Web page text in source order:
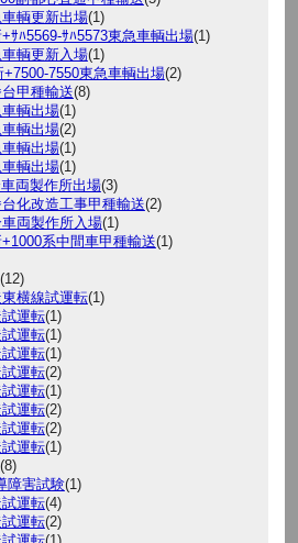
輌更新出場(1)
ｻﾊ5569-ｻﾊ5573東急車輌出場(1)
輌更新入場(1)
+7500-7550東急車輌出場(2)
甲種輸送(8)
輌出場(1)
輌出場(2)
輌出場(1)
輌出場(1)
両製作所出場(3)
化改造工事甲種輸送(2)
両製作所入場(1)
系中間車甲種輸送(1)
(12)
横線試運転(1)
運転(1)
運転(1)
運転(1)
運転(2)
運転(1)
運転(2)
運転(2)
運転(1)
(8)
障害試験(1)
運転(4)
運転(2)